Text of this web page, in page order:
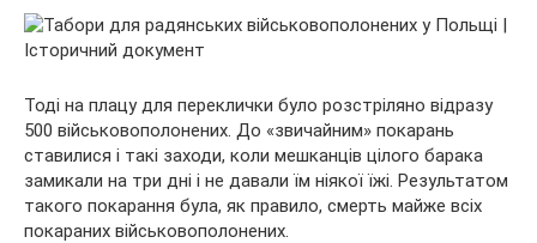
Тоді на плацу для переклички було розстріляно відразу
500 військовополонених. До «звичайним» покарань
ставилися і такі заходи, коли мешканців цілого барака
замикали на три дні і не давали їм ніякої їжі. Результатом
такого покарання була, як правило, смерть майже всіх
покараних військовополонених.